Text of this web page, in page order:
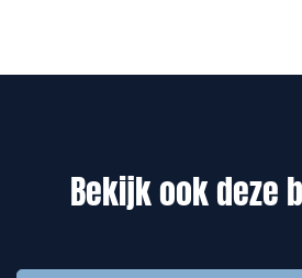
Bekijk ook deze